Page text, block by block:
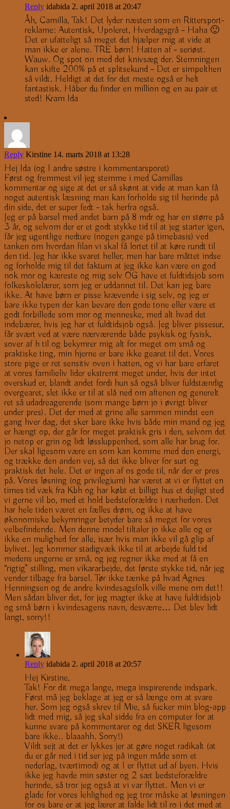
Reply idabida 2. april 2018 at 20:47
Åh, Camilla, Tak! Det lyder næsten som en Rittersport-
reklame: Autentisk, Upoleret, Hverdagsgrå – Haha 🙂
Det er ufatteligt så meget det hjælper mig at vide at
man ikke er alene. TRE børn! Hatten af – seriøst.
Wauw. Og spot on med det knivsæg der. Stemningen
kan skifte 200% på et splitsekund – Det er simpelthen
så vildt. Heldigt at det for det meste også er helt
fantastisk. Håber du finder en million og en au pair et
sted! Kram Ida
Reply Kirstine 14. marts 2018 at 13:28
Hej Ida (og I andre søstre i kommentarsporet)
Først og fremmest vil jeg stemme i med Camillas
kommentar og sige at det er så skønt at vide at man kan få
noget autentisk læsning man kan forholde sig til herinde på
din side, det er super fedt – tak herfra også.
Jeg er på barsel med andet barn på 8 mdr og har en større på
3 år, og selvom der er et godt stykke tid til at jeg starter igen,
får jeg ugentlige nedture (nogen gange på timebasis) ved
tanken om hvordan filan vi skal få lortet til at køre rundt til
den tid. Jeg har ikke svaret heller, men har bare måttet indse
og forholde mig til det faktum at jeg ikke kan være en god
nok mor og kæreste og mig selv OG have et fuldtidsjob som
folkeskolelærer, som jeg er uddannet til. Det kan jeg bare
ikke. At have børn er pisse krævende i sig selv, og jeg er
bare ikke typen der kan bevare den gode tone eller være et
godt forbillede som mor og menneske, med alt hvad det
indebærer, hvis jeg har et fuldtidsjob også. Jeg bliver pissesur,
får svært ved at være nærværende både psykisk og fysisk,
sover af h til og bekymrer mig alt for meget om små og
praktiske ting, min hjerne er bare ikke gearet til det. Vores
store pige er ret sensitiv oven i hatten, og vi har bare erfaret
at vores familieliv lider ekstremt meget under, hvis der intet
overskud er, blandt andet fordi hun så også bliver fuldstændig
overgearet, slet ikke er til at slå ned om aftenen og generelt
ret så udadreagerende (som mange børn jo i øvrigt bliver
under pres). Det der med at grine alle sammen mindst een
gang hver dag, det sker bare ikke hvis både min mand og jeg
er hængt op, der går for meget praktisk gris i den, selvom det
jo netop er grin og lidt løssluppenhed, som alle har brug for.
Der skal ligesom være en som kan komme med den energi,
og trække den anden vej, så det ikke bliver for surt og
praktisk det hele. Det er ingen af os gode til, når der er pres
på. Vores løsning (og privilegium) har været at vi er flyttet en
times tid væk fra Kbh og har købt et billigt hus et dejligt sted
vi gerne vil bo, med et hold bedsteforældre i nærheden. Det
har hele tiden været en fælles drøm, og ikke at have
økonomiske bekymringer betyder bare så meget for vores
velbefindende. Men denne model tiltaler jo ikke alle og er
ikke en mulighed for alle, især hvis man ikke vil gå glip af
bylivet. Jeg kommer stadigvæk ikke til at arbejde fuld tid
medens ungerne er små, og jeg regner ikke med at få en
“rigtig” stilling, men vikararbejde, det første stykke tid, når jeg
vender tilbage fra barsel. Tør ikke tænke på hvad Agnes
Henningsen og de andre kvindesagsfolk ville mene om det!!
Men sådan bliver det, for jeg magter ikke at have fuldtidsjob
og små børn i kvindesagens navn, desværre… Det blev lidt
langt, sorry!!
Reply idabida 2. april 2018 at 20:57
Hej Kirstine,
Tak! For dit mega lange, mega inspirerende indspark.
Først må jeg beklage at jeg er så længe om at svare
her. Som jeg også skrev til Mie, så fucker min blog-app
lidt med mig, så jeg skal sidde fra en computer for at
kunne svare på kommentarer og det SKER ligesom
bare ikke.. blaaahh. Sorry!)
Vildt sejt at det er lykkes jer at gøre noget radikalt (at
du er går ned i tid ser jeg på ingen måde som et
nederlag, tværtimod) og at I er flyttet ud af byen. Hvis
ikke jeg havde min søster og 2 sæt bedsteforældre
herinde, så tror jeg også at vi var flyttet. Men vi er
glade for vores lehlighed og jeg tror måske at løsningen
for os bare er at jeg lærer at falde lidt til ro i det med at